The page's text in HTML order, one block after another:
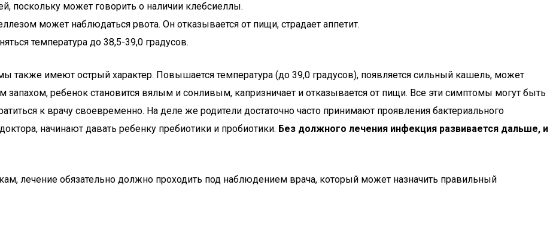
поскольку может говорить о наличии клебсиеллы.
может наблюдаться рвота. Он отказывается от пищи, страдает аппетит.
температура до 38,5-39,0 градусов.
также имеют острый характер. Повышается температура (до 39,0 градусов), появляется сильный кашель, может
ребенок становится вялым и сонливым, капризничает и отказывается от пищи. Все эти симптомы могут быть
к врачу своевременно. На деле же родители достаточно часто принимают проявления бактериального
начинают давать ребенку пребиотики и пробиотики. Без должного лечения инфекция развивается дальше, и
лечение обязательно должно проходить под наблюдением врача, который может назначить правильный